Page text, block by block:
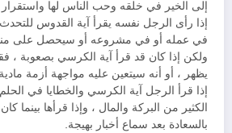
إلى الخير في خلقه وحب الناس لها واستقرار
إذا رأى الرجل نفسه يقرأ آية القدوس
في عمله أو في مشروعه أو سيحصل على
ولكن إذا كان قد قرأ آية الكرسي بصعوبة ،
يظهر ، أو أنه سيتعين عليه مواجهة أزمة
إذا قرأ الرجل آية الكرسي والخطايا في
الكثير من البركة والمال ، وإذا قرأها بينما
بالسعادة بعد سماع أخبار بهيجة.